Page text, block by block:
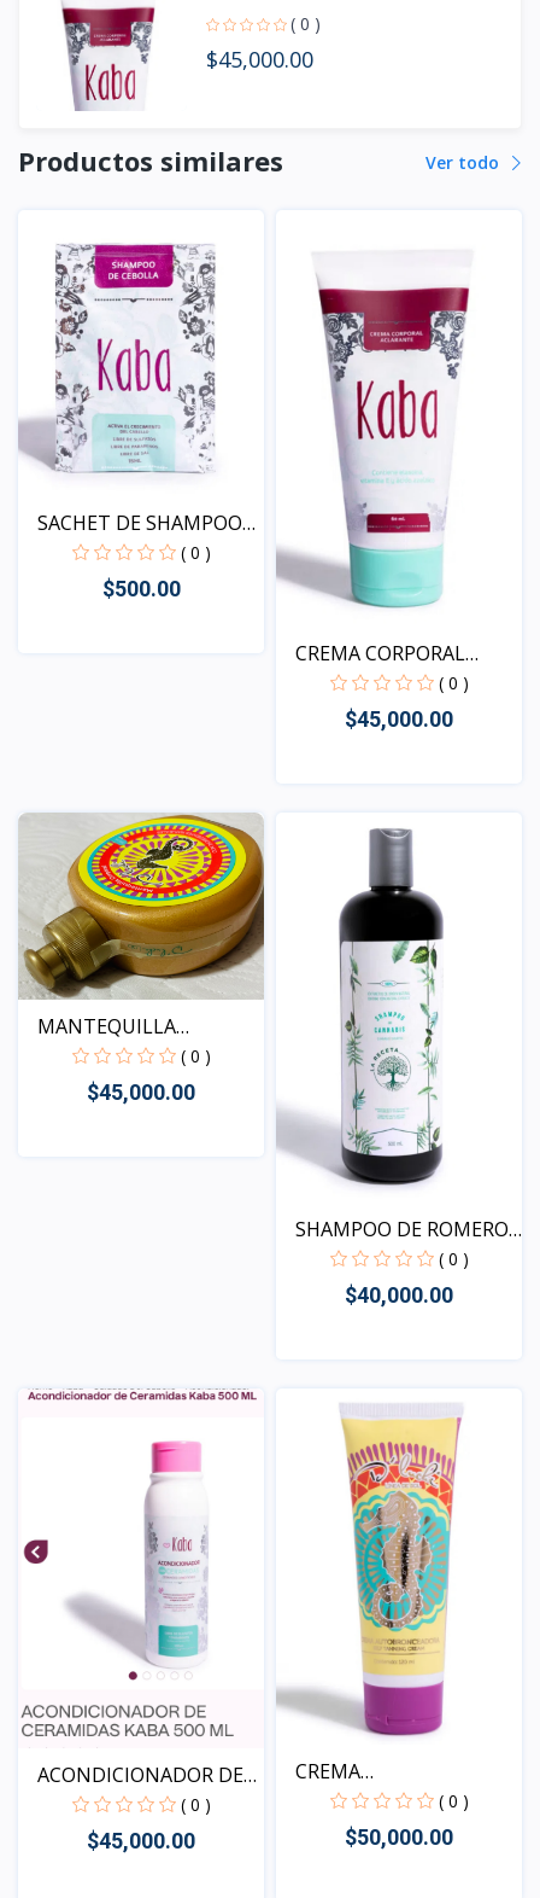
( 0 )
$45,000.00
Productos similares Ver todo
SACHET DE SHAMPOO
DE CE...
( 0 )
$500.00
CREMA CORPORAL
ACLARANT...
( 0 )
$45,000.00
MANTEQUILLA
CORPORAL D'... ( 0 )
$45,000.00
SHAMPOO DE ROMERO
PARA...
( 0 )
$40,000.00
ACONDICIONADOR DE
CERAM...
( 0 )
$45,000.00
CREMA
AUTOBRONCEADORA
( 0 )
$50,000.00